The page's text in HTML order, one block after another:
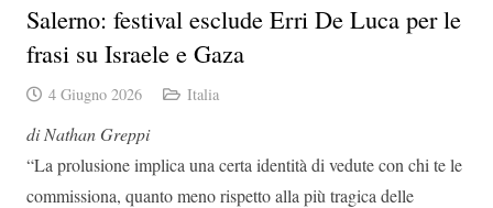
Salerno: festival esclude Erri De Luca per le
frasi su Israele e Gaza
4 Giugno 2026 Italia
di Nathan Greppi
“La prolusione implica una certa identità di vedute con chi te le
commissiona, quanto meno rispetto alla più tragica delle